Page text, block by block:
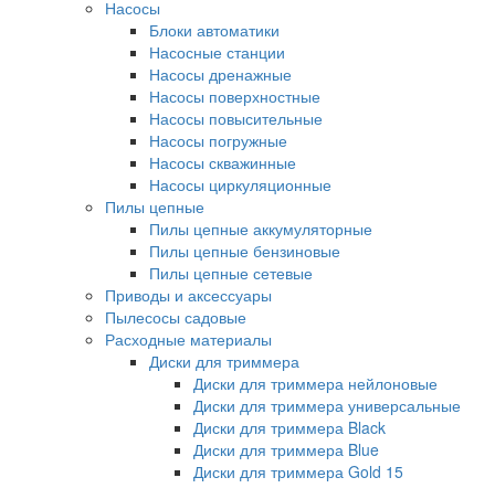
Насосы
Блоки автоматики
Насосные станции
Насосы дренажные
Насосы поверхностные
Насосы повысительные
Насосы погружные
Насосы скважинные
Насосы циркуляционные
Пилы цепные
Пилы цепные аккумуляторные
Пилы цепные бензиновые
Пилы цепные сетевые
Приводы и аксессуары
Пылесосы садовые
Расходные материалы
Диски для триммера
Диски для триммера нейлоновые
Диски для триммера универсальные
Диски для триммера Black
Диски для триммера Blue
Диски для триммера Gold 15